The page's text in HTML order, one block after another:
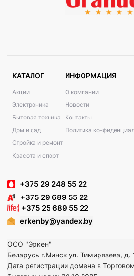
КАТАЛОГ
Акции
Электроника
Бытовая техника
Дом и сад
Стройка и ремонт
Красота и спорт
ИНФОРМАЦИЯ
О компании
Новости
Контакты
Политика
+375 29 248 55 22
+375 29 689 55 22
+375 25 689 55 22
erkenby@yandex.by
ООО "Эркен"
Беларусь г.Минск ул. Тимирязева, д.
Дата регистрации домена в